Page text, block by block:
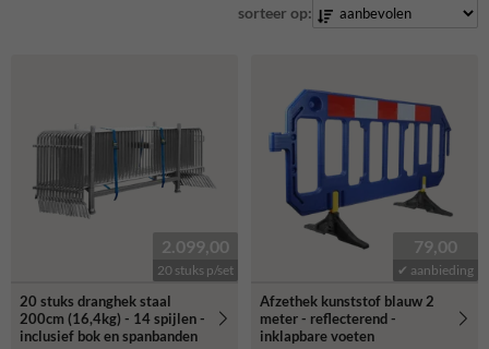
sorteer op:
2.099,00
20 stuks p/set
20 stuks dranghek staal
200cm (16,4kg) - 14 spijlen -
inclusief bok en spanbanden
79,00
✔ aanbieding
Afzethek kunststof blauw 2
meter - reflecterend -
inklapbare voeten